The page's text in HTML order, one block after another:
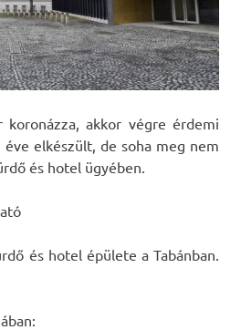
akkor végre érdemi
elkészült, de soha meg nem
és hotel ügyében.
és hotel épülete a Tabánban.